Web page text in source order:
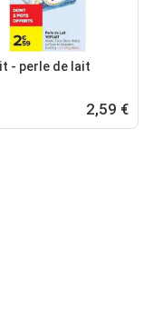
- perle de lait
2,59 €